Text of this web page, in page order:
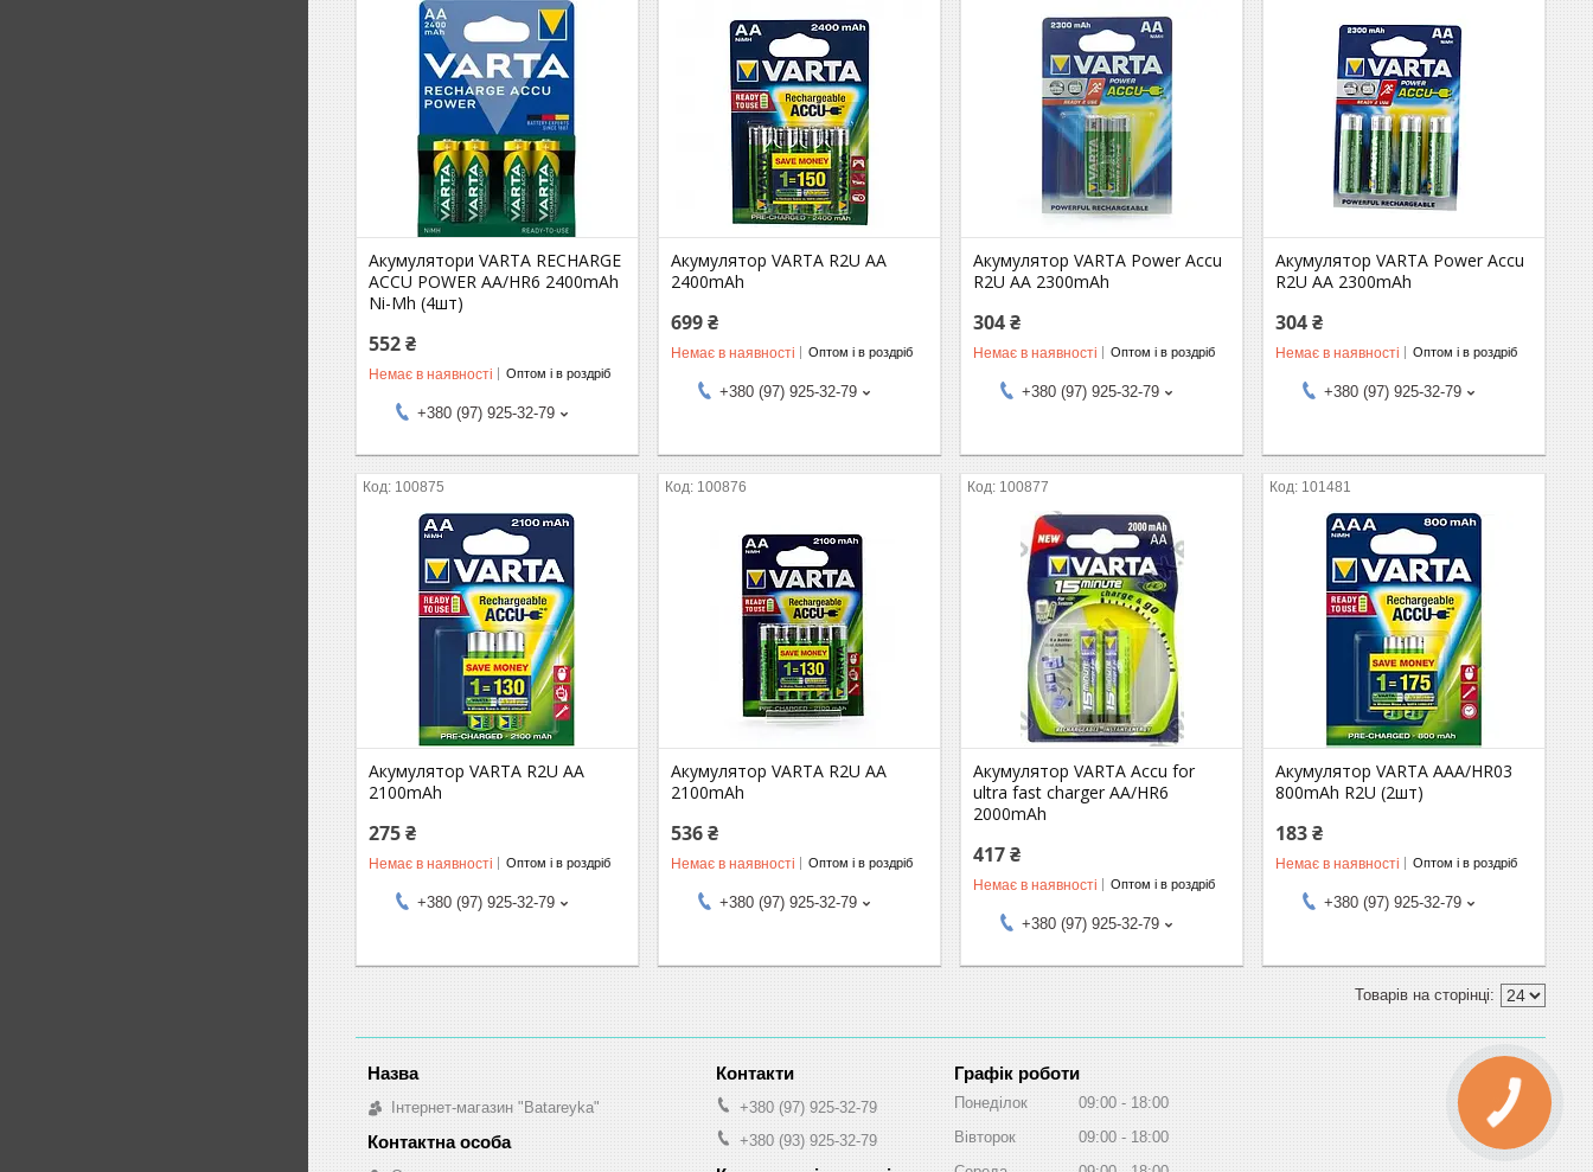
Акумулятори VARTA RECHARGE
ACCU POWER AA/HR6 2400mAh
Ni-Mh (4шт)
552 ₴
Немає в наявності Оптом і в роздріб
+380 (97) 925-32-79
Акумулятор VARTA R2U AA
2400mAh
699 ₴
Немає в наявності Оптом і в роздріб
+380 (97) 925-32-79
Акумулятор VARTA Power Accu
R2U AA 2300mAh
304 ₴
Немає в наявності Оптом і в роздріб
+380 (97) 925-32-79
Акумулятор VARTA Power Accu
R2U AA 2300mAh
304 ₴
Немає в наявності Оптом і в роздріб
+380 (97) 925-32-79
100875
Акумулятор VARTA R2U AA
2100mAh
275 ₴
Немає в наявності Оптом і в роздріб
+380 (97) 925-32-79
100876
Акумулятор VARTA R2U AA
2100mAh
536 ₴
Немає в наявності Оптом і в роздріб
+380 (97) 925-32-79
100877
Акумулятор VARTA Accu for
ultra fast charger AA/HR6
2000mAh
417 ₴
Немає в наявності Оптом і в роздріб
+380 (97) 925-32-79
101481
Акумулятор VARTA AAA/HR03
800mAh R2U (2шт)
183 ₴
Немає в наявності Оптом і в роздріб
+380 (97) 925-32-79
Інтернет-магазин "Batareyka"
+380 (97) 925-32-79
+380 (93) 925-32-79
Графік роботи
Понеділок 09:00
18:00
Вівторок
09:00
18:00